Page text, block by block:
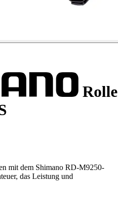
Rolle
mit dem Shimano RD-M9250-
das Leistung und